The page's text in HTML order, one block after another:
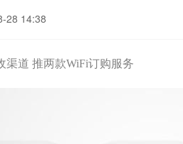
28 14:38
渠道 推两款WiFi订购服务